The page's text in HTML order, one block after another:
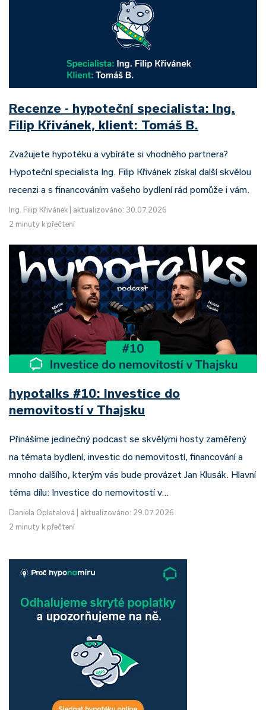
Recenze - hypoteční specialista: Ing.
Filip Křivánek, klient: Tomáš B.
Zvažujete hypotéku a vybíráte si vhodného partnera?
Hypoteční specialista Ing. Filip Křivánek získal další skvělou
recenzi a s financováním vašeho bydlení rád pomůže i vám.
Ing. Filip Křivánek
aktualizováno: 30.07.2026
2 minuty k přečtení
hypotalks #10: Investice do
nemovitostí v Thajsku
Přinášíme jedinečný podcast se skvělými hosty zaměřený
na témata bydlení, investic do nemovitostí, financování a
mnoho dalšího, kterým vás bude provázet Jan Klusák. Hlavní
téma dílu: Investice do nemovitostí v…
Daniela Opletalová
aktualizováno: 29.07.2026
2 minuty k přečtení